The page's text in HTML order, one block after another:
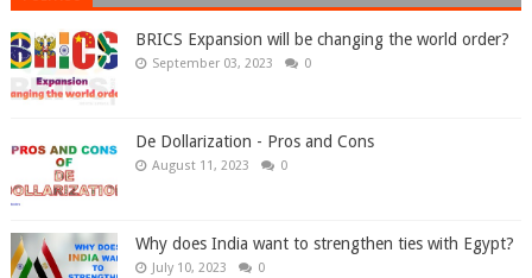
BRICS Expansion will be changing the world order?
September 03, 2023 0
De Dollarization - Pros and Cons
August 11, 2023 0
Why does India want to strengthen ties with Egypt?
July 10, 2023 0